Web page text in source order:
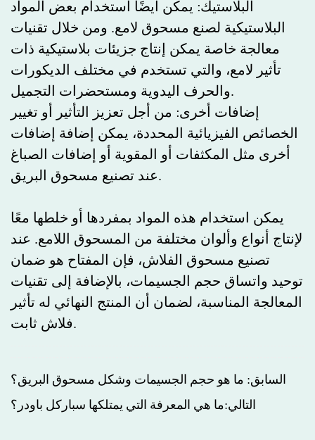
البلاستيك: يمكن أيضًا استخدام بعض المواد
البلاستيكية لصنع مسحوق لامع. ومن خلال تقنيات
معالجة خاصة يمكن إنتاج جزيئات بلاستيكية ذات
تأثير لامع، والتي تستخدم في مختلف الديكورات
والحرف اليدوية ومستحضرات التجميل.
إضافات أخرى: من أجل تعزيز التأثير أو تغيير
الخصائص الفيزيائية المحددة، يمكن إضافة إضافات
أخرى مثل المكثفات أو المقوية أو إضافات الصباغ
عند تصنيع مسحوق البريق.
يمكن استخدام هذه المواد بمفردها أو خلطها معًا
لإنتاج أنواع وألوان مختلفة من المسحوق اللامع. عند
تصنيع مسحوق الفلاش، فإن المفتاح هو ضمان
توحيد واتساق حجم الجسيمات، بالإضافة إلى تقنيات
المعالجة المناسبة، لضمان أن المنتج النهائي له تأثير
فلاش ثابت.
السابق: ما هو حجم الجسيمات وشكل مسحوق البريق؟
التالي:ما هي المعرفة التي يمتلكها سباركل باودر؟